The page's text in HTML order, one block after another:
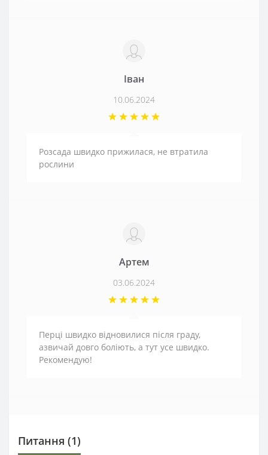
Іван
10.06.2024
Розсада швидко прижилася, не втратила
рослини
Артем
03.06.2024
Перці швидко відновилися після граду,
азвичай довго боліють, а тут усе швидко.
Рекомендую!
Питання (1)